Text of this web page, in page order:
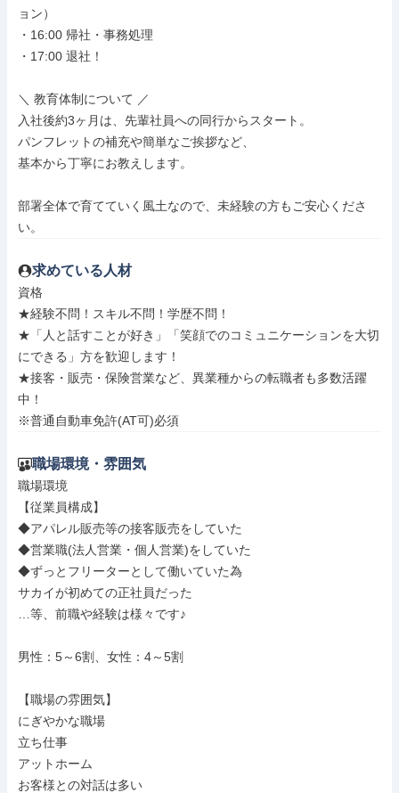
ョン）
・16:00 帰社・事務処理
・17:00 退社！
＼ 教育体制について ／
入社後約3ヶ月は、先輩社員への同行からスタート。
パンフレットの補充や簡単なご挨拶など、
基本から丁寧にお教えします。
部署全体で育てていく風土なので、未経験の方もご安心くださ
い。
求めている人材
資格
★経験不問！スキル不問！学歴不問！
★「人と話すことが好き」「笑顔でのコミュニケーションを大切
にできる」方を歓迎します！
★接客・販売・保険営業など、異業種からの転職者も多数活躍
中！
※普通自動車免許(AT可)必須
職場環境・雰囲気
職場環境
【従業員構成】
◆アパレル販売等の接客販売をしていた
◆営業職(法人営業・個人営業)をしていた
◆ずっとフリーターとして働いていた為
サカイが初めての正社員だった
…等、前職や経験は様々です♪
男性：5～6割、女性：4～5割
【職場の雰囲気】
にぎやかな職場
立ち仕事
アットホーム
お客様との対話は多い